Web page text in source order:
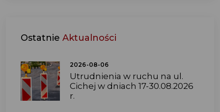
Ostatnie Aktualności
2026-08-06
Utrudnienia w ruchu na ul.
Cichej w dniach 17-30.08.2026
r.